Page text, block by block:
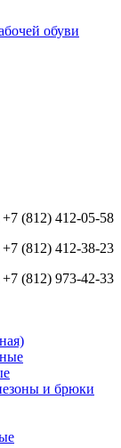
(812) 412-05-58
(812) 412-38-23
(812) 973-42-33
и брюки